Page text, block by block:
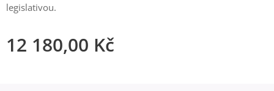
legislativou.
12 180,00 Kč